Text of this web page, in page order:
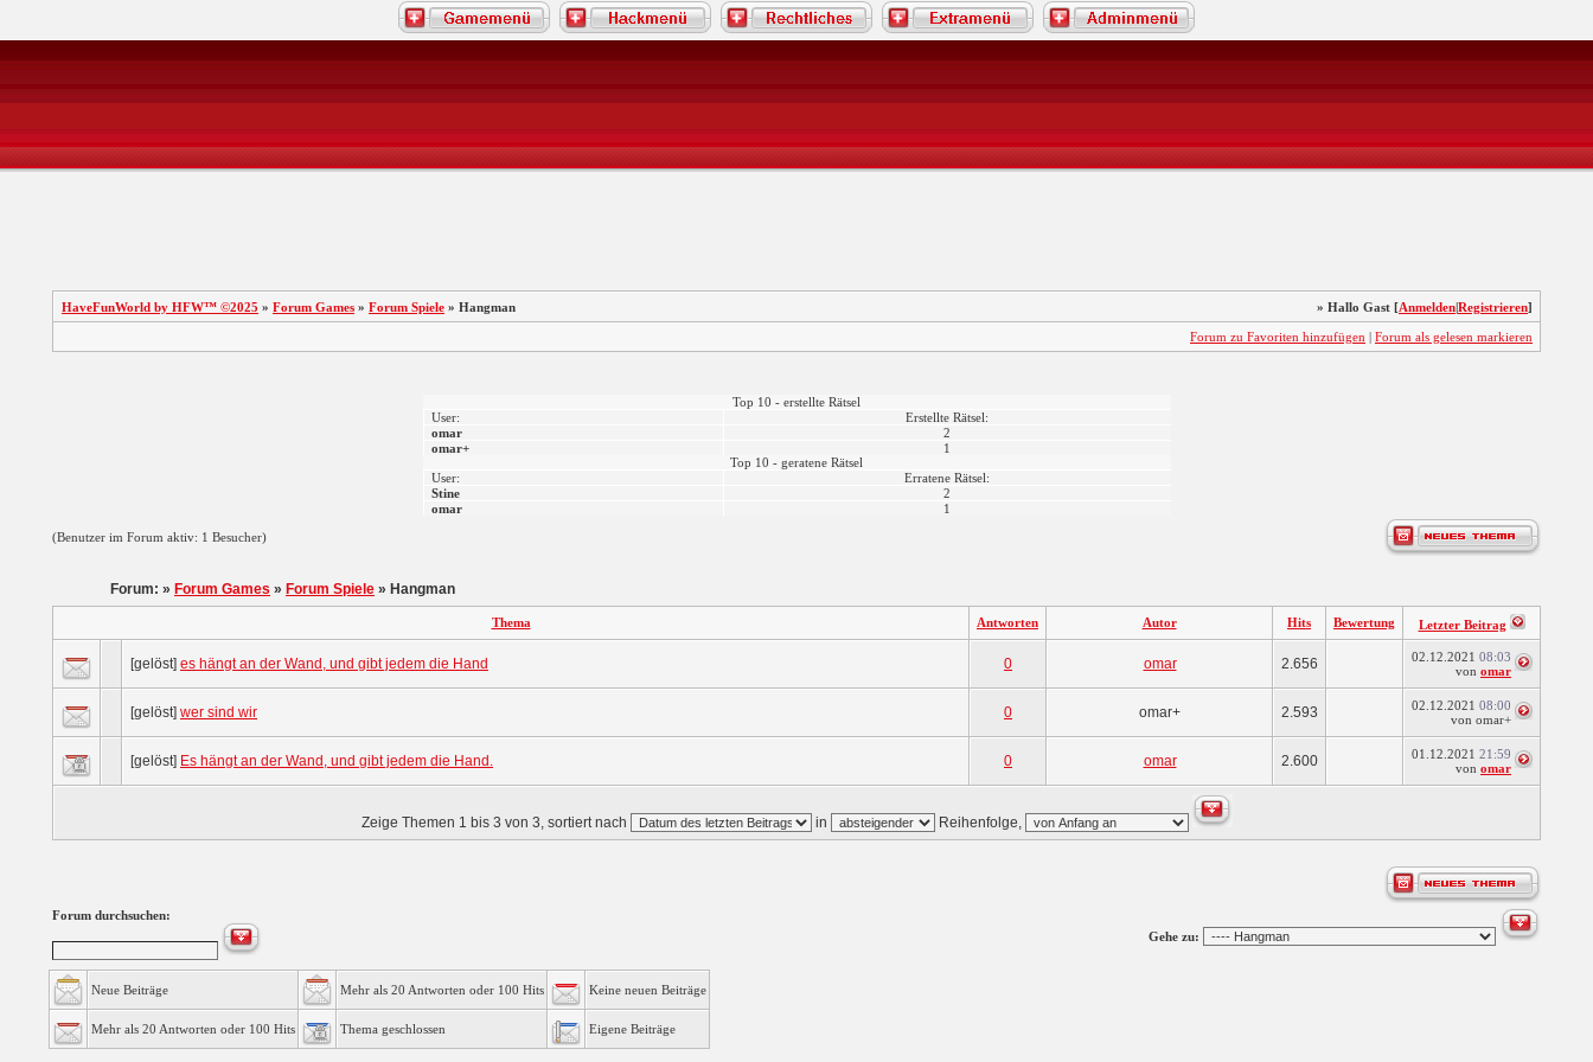
HaveFunWorld by HFW™ ©2025 » Forum Games » Forum Spiele » Hangman » Hallo Gast [Anmelden|Registrieren]
Forum zu Favoriten hinzufügen | Forum als gelesen markieren
Top 10 - erstellte Rätsel
User:
Erstellte Rätsel:
omar
2
omar+
1
Top 10 - geratene Rätsel
User:
Erratene Rätsel:
Stine
2
omar
1
(Benutzer im Forum aktiv: 1 Besucher)
Forum: » Forum Games » Forum Spiele » Hangman
Thema Antworten Autor Hits Bewertung Letzter Beitrag
[gelöst] es hängt an der Wand, und gibt jedem die Hand 0 omar 2.656 02.12.2021 08:03
von omar
[gelöst] wer sind wir 0 omar+ 2.593 02.12.2021 08:00
von omar+
[gelöst] Es hängt an der Wand, und gibt jedem die Hand. 0 omar 2.600 01.12.2021 21:59
von omar
Zeige Themen 1 bis 3 von 3, sortiert nach in Reihenfolge,
Forum durchsuchen:
Gehe zu:
Neue Beiträge Mehr als 20 Antworten oder 100 Hits Keine neuen Beiträge
Mehr als 20 Antworten oder 100 Hits Thema geschlossen Eigene Beiträge